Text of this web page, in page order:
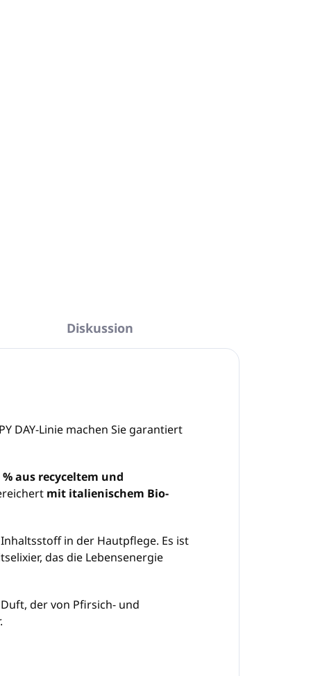
Diskussion
DAY-Linie machen Sie garantiert
% aus recyceltem und
mit italienischem Bio-
in der Hautpflege. Es ist
das die Lebensenergie
der von Pfirsich- und